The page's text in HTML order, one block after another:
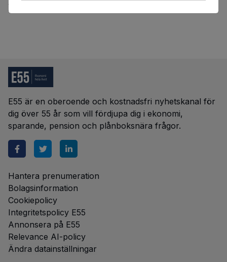
Paret sparar 20 000 kronor i månaden – på börsen
E55 är en oberoende och kostnadsfri nyhetskanal för
dig över 55 år som vill fördjupa dig i ekonomi,
sparande, pension och plånboksnära frågor.
Hantera prenumeration
Bolagsinformation
Cookiepolicy
Integritetspolicy E55
Annonsera på E55
Relevance AI-policy
Ändra datainställningar